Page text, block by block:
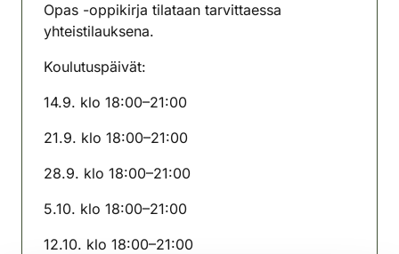
Opas -oppikirja tilataan tarvittaessa
yhteistilauksena.
Koulutuspäivät:
14.9. klo 18:00–21:00
21.9. klo 18:00–21:00
28.9. klo 18:00–21:00
5.10. klo 18:00–21:00
12.10. klo 18:00–21:00